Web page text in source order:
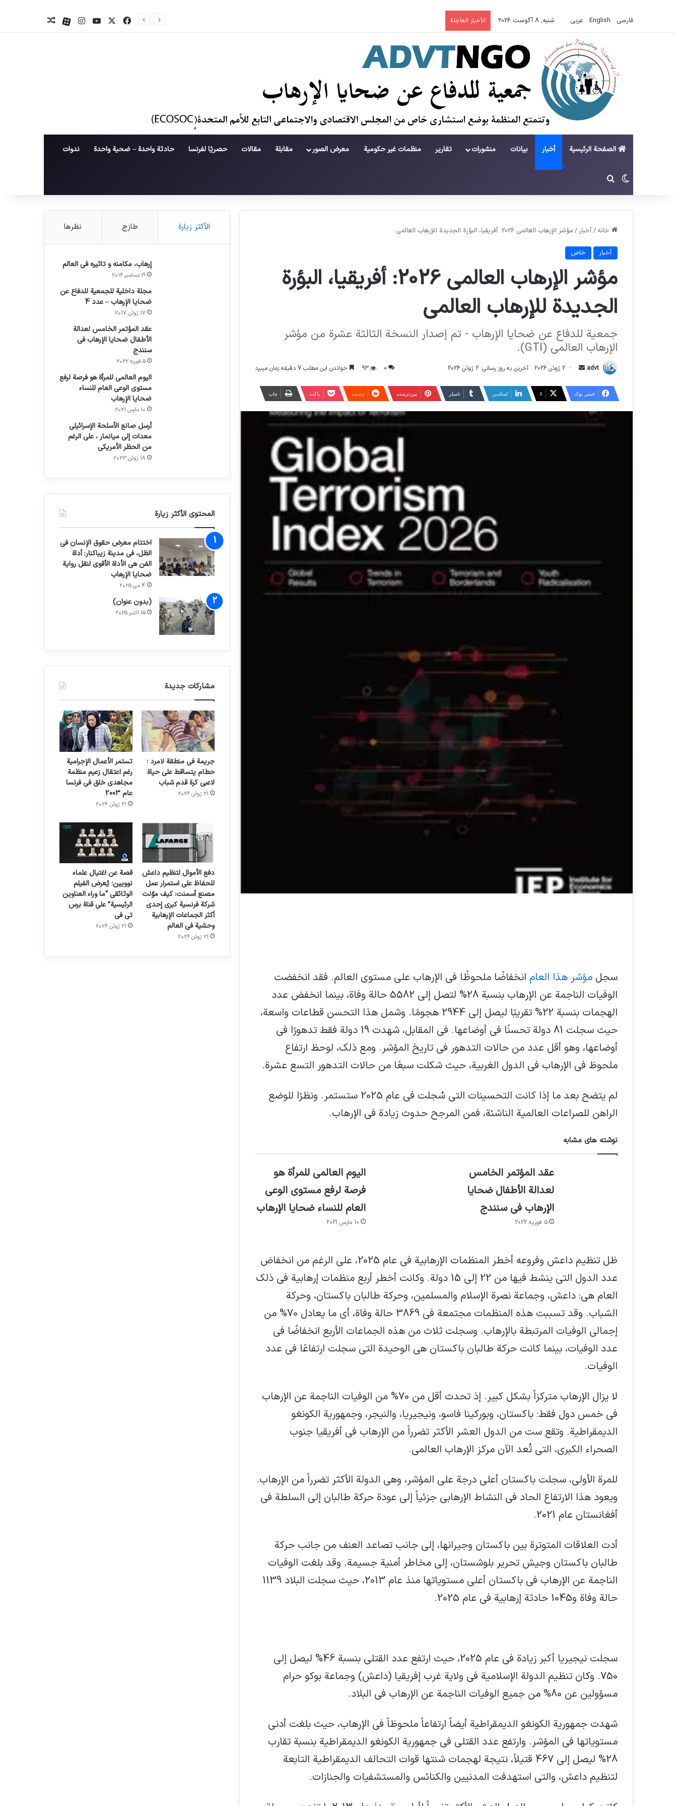
فارسی English عربي شنبه, 8 آگوست 2026 الأخبار العاجلة فیس بوکیوتیوباینستاگرام
آپاراتنوشته تصادفی
الصفحة الرئيسية أخبار بيانات منشورات تقارير منظمات غير حكومية معرض الصور مقابلة مقالات حصريًا لفرنسا حادثة واحدة – ضحية واحدة ندوات
تغییر پوسته
جستجو برای
خانه / أخبار / مؤشر الإرهاب العالمي 2026: أفريقيا، البؤرة الجديدة للإرهاب العالمي
أخبار خاص
مؤشر الإرهاب العالمي 2026: أفريقيا، البؤرة
الجديدة للإرهاب العالمي
جمعية للدفاع عن ضحايا الإرهاب - تم إصدار النسخة الثالثة عشرة من مؤشر
الإرهاب العالمي (GTI).
advt ارسال
2 ژوئن 2026 آخرین به روز رسانی: 2 ژوئن 2026 0
93 خواندن این مطلب 7 دقیقه زمان میبرد
فیس بوک X لینکدین ‫تامبلر ‫پین‌ترست ‫رددیت پاکت چاپ
سجل مؤشر هذا العام انخفاضًا ملحوظًا في الإرهاب على مستوى العالم. فقد انخفضت
الوفيات الناجمة عن الإرهاب بنسبة 28% لتصل إلى 5582 حالة وفاة، بينما انخفض عدد
الهجمات بنسبة 22% تقريبًا ليصل إلى 2944 هجومًا. وشمل هذا التحسن قطاعات واسعة،
حيث سجلت 81 دولة تحسنًا في أوضاعها. في المقابل، شهدت 19 دولة فقط تدهورًا في
أوضاعها، وهو أقل عدد من حالات التدهور في تاريخ المؤشر. ومع ذلك، لوحظ ارتفاع
ملحوظ في الإرهاب في الدول الغربية، حيث شكلت سبعًا من حالات التدهور التسع عشرة.
لم يتضح بعد ما إذا كانت التحسينات التي سُجلت في عام 2025 ستستمر. ونظرًا للوضع
الراهن للصراعات العالمية الناشئة، فمن المرجح حدوث زيادة في الإرهاب.
نوشته های مشابه
عقد المؤتمر الخامس
لعدالة الأطفال ضحايا
الإرهاب في سنندج
5 فوریه 2022
اليوم العالمي للمرأة هو
فرصة لرفع مستوى الوعي
العام للنساء ضحايا الإرهاب
10 مارس 2021
ظل تنظيم داعش وفروعه أخطر المنظمات الإرهابية في عام 2025، على الرغم من انخفاض
عدد الدول التي ينشط فيها من 22 إلى 15 دولة. وكانت أخطر أربع منظمات إرهابية في ذلك
العام هي: داعش، وجماعة نصرة الإسلام والمسلمين، وحركة طالبان باكستان، وحركة
الشباب. وقد تسببت هذه المنظمات مجتمعة في 3869 حالة وفاة، أي ما يعادل 70% من
إجمالي الوفيات المرتبطة بالإرهاب. وسجلت ثلاث من هذه الجماعات الأربع انخفاضًا في
عدد الوفيات، بينما كانت حركة طالبان باكستان هي الوحيدة التي سجلت ارتفاعًا في عدد
الوفيات.
لا يزال الإرهاب متركزاً بشكل كبير. إذ تحدث أقل من 70% من الوفيات الناجمة عن الإرهاب
في خمس دول فقط: باكستان، وبوركينا فاسو، ونيجيريا، والنيجر، وجمهورية الكونغو
الديمقراطية. وتقع ست من الدول العشر الأكثر تضرراً من الإرهاب في أفريقيا جنوب
الصحراء الكبرى، التي تُعد الآن مركز الإرهاب العالمي.
للمرة الأولى، سجلت باكستان أعلى درجة على المؤشر، وهي الدولة الأكثر تضرراً من الإرهاب.
ويعود هذا الارتفاع الحاد في النشاط الإرهابي جزئياً إلى عودة حركة طالبان إلى السلطة في
أفغانستان عام 2021.
أدت العلاقات المتوترة بين باكستان وجيرانها، إلى جانب تصاعد العنف من جانب حركة
طالبان باكستان وجيش تحرير بلوشستان، إلى مخاطر أمنية جسيمة. وقد بلغت الوفيات
الناجمة عن الإرهاب في باكستان أعلى مستوياتها منذ عام 2013، حيث سجلت البلاد 1139
حالة وفاة و1045 حادثة إرهابية في عام 2025.
سجلت نيجيريا أكبر زيادة في عام 2025، حيث ارتفع عدد القتلى بنسبة 46% ليصل إلى
750. وكان تنظيم الدولة الإسلامية في ولاية غرب إفريقيا (داعش) وجماعة بوكو حرام
مسؤولين عن 80% من جميع الوفيات الناجمة عن الإرهاب في البلاد.
شهدت جمهورية الكونغو الديمقراطية أيضاً ارتفاعاً ملحوظاً في الإرهاب، حيث بلغت أدنى
مستوياتها في المؤشر. وارتفع عدد القتلى في جمهورية الكونغو الديمقراطية بنسبة تقارب
28% ليصل إلى 467 قتيلاً، نتيجة لهجمات شنتها قوات التحالف الديمقراطية التابعة
لتنظيم داعش، والتي استهدفت المدنيين والكنائس والمستشفيات والجنازات.
الأكثر زيارة طازج نظرها
إرهاب، مكامنه و تاثيره في العالم
19 دسامبر 2016
مجلة داخلية للجمعية للدفاع عن
ضحايا الإرهاب – عدد 4
17 ژوئن 2017
عقد المؤتمر الخامس لعدالة
الأطفال ضحايا الإرهاب في
سنندج
5 فوریه 2022
اليوم العالمي للمرأة هو فرصة لرفع
مستوى الوعي العام للنساء
ضحايا الإرهاب
10 مارس 2021
أرسل صانع الأسلحة الإسرائيلي
معدات إلى ميانمار ، على الرغم
من الحظر الأمريكي
18 ژوئن 2023
المحتوى الأكثر زيارة
اختتام معرض حقوق الإنسان في
الظل، في مدينة زيباكنار: أداة
الفن هي الأداة الأقوى لنقل رواية
ضحايا الإرهاب
4 می 2025
(بدون عنوان)
15 اکتبر 2025
مشاركات جديدة
جريمة في منطقة لامرد ؛
حطام يتساقط على حياة
لاعبي كرة قدم شباب
21 ژوئن 2026
تستمر الأعمال الإجرامية
رغم اعتقال زعيم منظمة
مجاهدي خلق في فرنسا
عام 2003
21 ژوئن 2026
دفع الأموال لتنظيم داعش
للحفاظ على استمرار عمل
مصنع أسمنت: كيف موّلت
شركة فرنسية كبرى إحدى
أكثر الجماعات الإرهابية
وحشية في العالم
21 ژوئن 2026
قصة عن اغتيال علماء
نوويين؛ يُعرض الفيلم
الوثائقي “ما وراء العناوين
الرئيسية” على قناة برس
تي في
21 ژوئن 2026